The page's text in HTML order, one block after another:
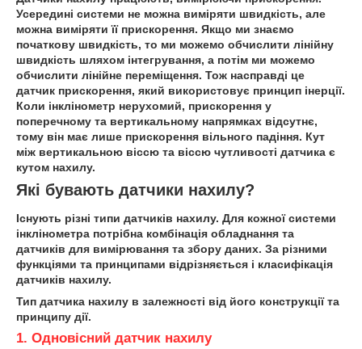
Усередині системи не можна виміряти швидкість, але
можна виміряти її прискорення. Якщо ми знаємо
початкову швидкість, то ми можемо обчислити лінійну
швидкість шляхом інтегрування, а потім ми можемо
обчислити лінійне переміщення. Тож насправді це
датчик прискорення, який використовує принцип інерції.
Коли інклінометр нерухомий, прискорення у
поперечному та вертикальному напрямках відсутнє,
тому він має лише прискорення вільного падіння. Кут
між вертикальною віссю та віссю чутливості датчика є
кутом нахилу.
Які бувають датчики нахилу?
Існують різні типи датчиків нахилу. Для кожної системи
інклінометра потрібна комбінація обладнання та
датчиків для вимірювання та збору даних. За різними
функціями та принципами відрізняється і класифікація
датчиків нахилу.
Тип датчика нахилу в залежності від його конструкції та
принципу дії.
1. Одновісний датчик нахилу